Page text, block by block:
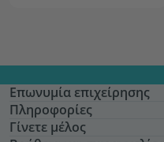
Επωνυμία επιχείρησης
Πληροφορίες
Γίνετε μέλος